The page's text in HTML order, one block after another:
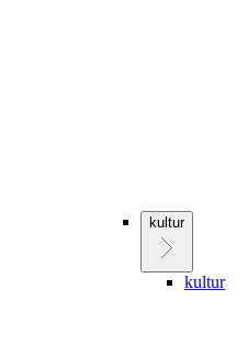
kultur
kultur